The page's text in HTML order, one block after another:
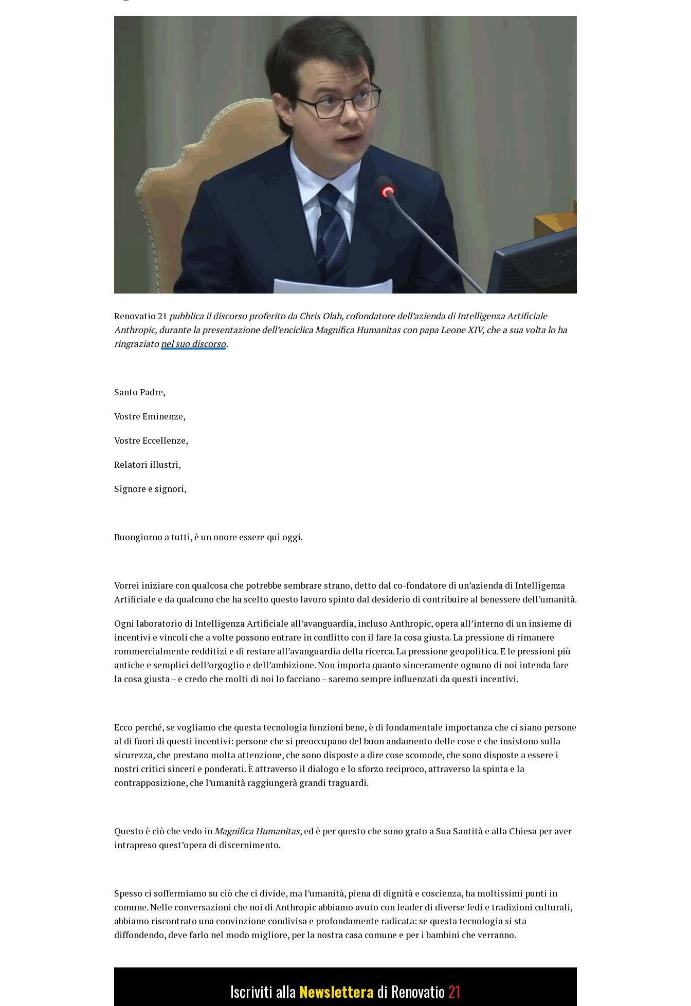
Renovatio 21 pubblica il discorso proferito da Chris Olah, cofondatore dell’azienda di Intelligenza Artificiale
Anthropic, durante la presentazione dell’enciclica Magnifica Humanitas con papa Leone XIV, che a sua volta lo ha
ringraziatonel suo discorso.
Santo Padre,
Vostre Eminenze,
Vostre Eccellenze,
Relatori illustri,
Signore e signori,
Buongiorno a tutti, è un onore essere qui oggi.
Vorrei iniziare con qualcosa che potrebbe sembrare strano, detto dal co-fondatore di un’azienda di Intelligenza
Artificiale e da qualcuno che ha scelto questo lavoro spinto dal desiderio di contribuire al benessere dell’umanità.
Ogni laboratorio di Intelligenza Artificiale all’avanguardia, incluso Anthropic, opera all’interno di un insieme di
incentivi e vincoli che a volte possono entrare in conflitto con il fare la cosa giusta. La pressione di rimanere
commercialmente redditizi e di restare all’avanguardia della ricerca. La pressione geopolitica. E le pressioni più
antiche e semplici dell’orgoglio e dell’ambizione. Non importa quanto sinceramente ognuno di noi intenda fare
la cosa giusta – e credo che molti di noi lo facciano – saremo sempre influenzati da questi incentivi.
Ecco perché, se vogliamo che questa tecnologia funzioni bene, è di fondamentale importanza che ci siano persone
al di fuori di questi incentivi: persone che si preoccupano del buon andamento delle cose e che insistono sulla
sicurezza, che prestano molta attenzione, che sono disposte a dire cose scomode, che sono disposte a essere i
nostri critici sinceri e ponderati. È attraverso il dialogo e lo sforzo reciproco, attraverso la spinta e la
contrapposizione, che l’umanità raggiungerà grandi traguardi.
Questo è ciò che vedo inMagnifica Humanitas, ed è per questo che sono grato a Sua Santità e alla Chiesa per aver
intrapreso quest’opera di discernimento.
Spesso ci soffermiamo su ciò che ci divide, ma l’umanità, piena di dignità e coscienza, ha moltissimi punti in
comune. Nelle conversazioni che noi di Anthropic abbiamo avuto con leader di diverse fedi e tradizioni culturali,
abbiamo riscontrato una convinzione condivisa e profondamente radicata: se questa tecnologia si sta
diffondendo, deve farlo nel modo migliore, per la nostra casa comune e per i bambini che verranno.
Iscriviti alla Newslettera di Renovatio 21